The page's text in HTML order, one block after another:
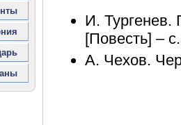
И. Тургенев.
[Повесть] –
А. Чехов.